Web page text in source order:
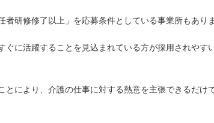
研修修了以上」を応募条件としている事業所もあり
に活躍することを見込まれている方が採用されやす
とにより、介護の仕事に対する熱意を主張できるだけ